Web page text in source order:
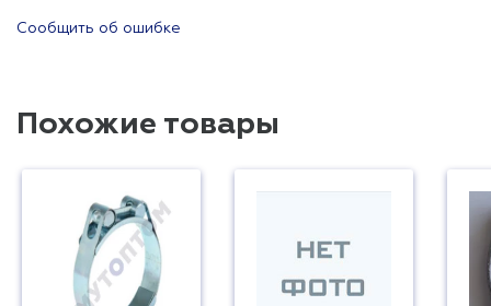
Сообщить об ошибке
Похожие товары